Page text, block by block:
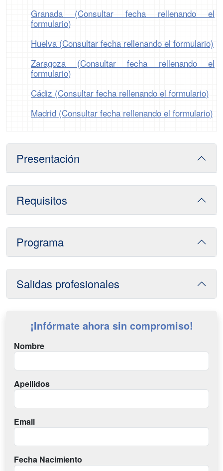
Granada (Consultar fecha rellenando el
formulario)
Huelva (Consultar fecha rellenando el formulario)
Zaragoza (Consultar fecha rellenando el
formulario)
Cádiz (Consultar fecha rellenando el formulario)
Madrid (Consultar fecha rellenando el formulario)
Presentación
Requisitos
Programa
Salidas profesionales
¡Infórmate ahora sin compromiso!
Nombre
Apellidos
Email
Fecha Nacimiento